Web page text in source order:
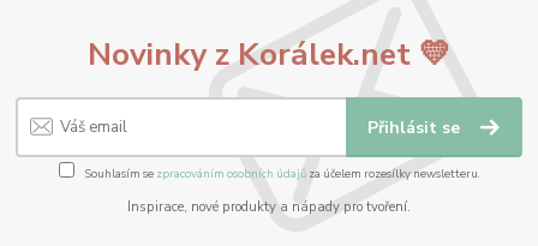
Novinky z Korálek.net 💛
Přihlásit se
Souhlasím se zpracováním osobních údajůza účelem rozesílky newsletteru.
Inspirace, nové produkty a nápady pro tvoření.